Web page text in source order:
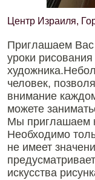
Центр Израиля,
Приглашаем
уроки
человек,
внимание
можете
Мы приглашаем
Необходимо
не имеет
искусства